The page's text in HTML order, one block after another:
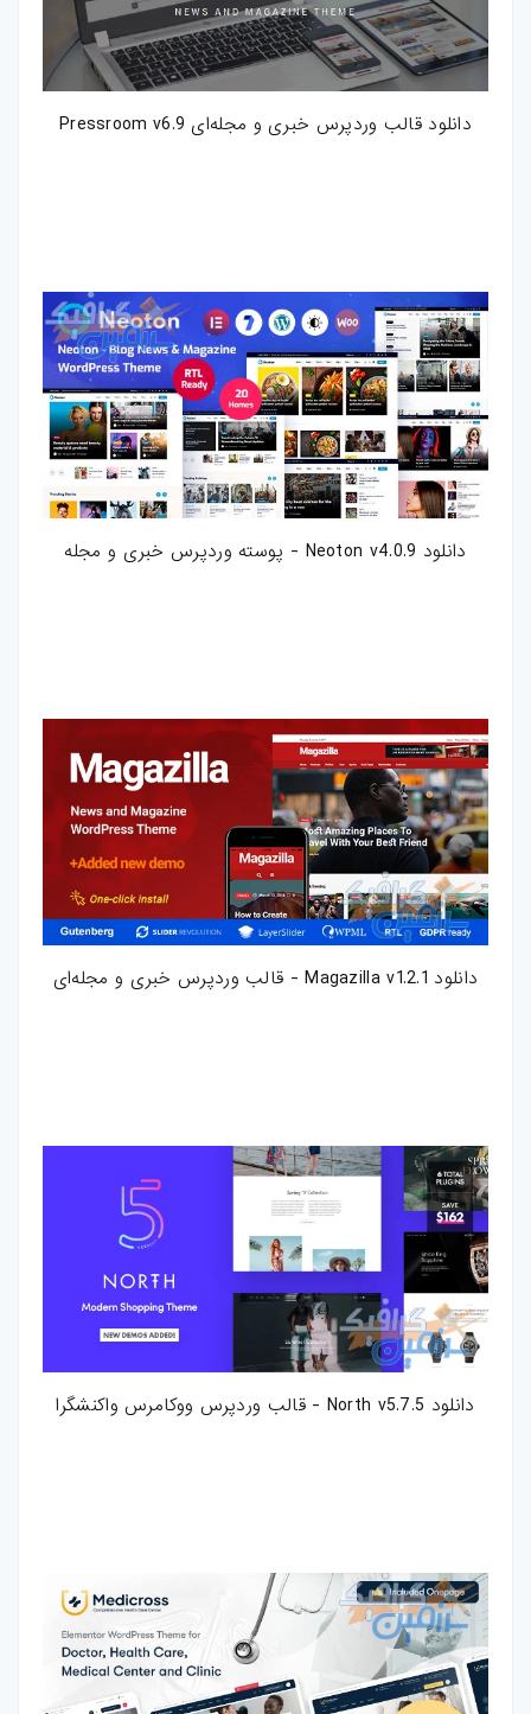
دانلود قالب وردپرس خبری و مجله‌ای Pressroom v6.9
دانلود Neoton v4.0.9 - پوسته وردپرس خبری و مجله
دانلود Magazilla v1.2.1 - قالب وردپرس خبری و مجله‌ای
دانلود North v5.7.5 - قالب وردپرس ووکامرس واکنشگرا